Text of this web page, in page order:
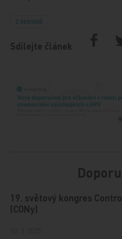
Z REGIONŮ
Sdílejte článek
19. světový kongres
(CONy)